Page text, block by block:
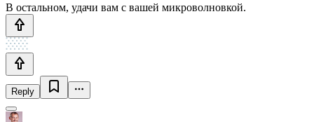
В остальном, удачи вам с вашей микроволновкой.
Reply